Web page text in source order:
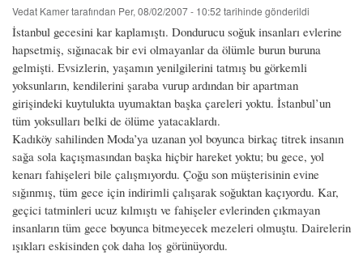
Vedat Kamertarafından Per, 08/02/2007 - 10:52 tarihinde gönderildi
İstanbul gecesini kar kaplamıştı. Dondurucu soğuk insanları evlerine
hapsetmiş, sığınacak bir evi olmayanlar da ölümle burun buruna
gelmişti. Evsizlerin, yaşamın yenilgilerini tatmış bu görkemli
yoksunların, kendilerini şaraba vurup ardından bir apartman
girişindeki kuytulukta uyumaktan başka çareleri yoktu. İstanbul’un
tüm yoksulları belki de ölüme yatacaklardı.
Kadıköy sahilinden Moda’ya uzanan yol boyunca birkaç titrek insanın
sağa sola kaçışmasından başka hiçbir hareket yoktu; bu gece, yol
kenarı fahişeleri bile çalışmıyordu. Çoğu son müşterisinin evine
sığınmış, tüm gece için indirimli çalışarak soğuktan kaçıyordu. Kar,
geçici tatminleri ucuz kılmıştı ve fahişeler evlerinden çıkmayan
insanların tüm gece boyunca bitmeyecek mezeleri olmuştu. Dairelerin
ışıkları eskisinden çok daha loş görünüyordu.